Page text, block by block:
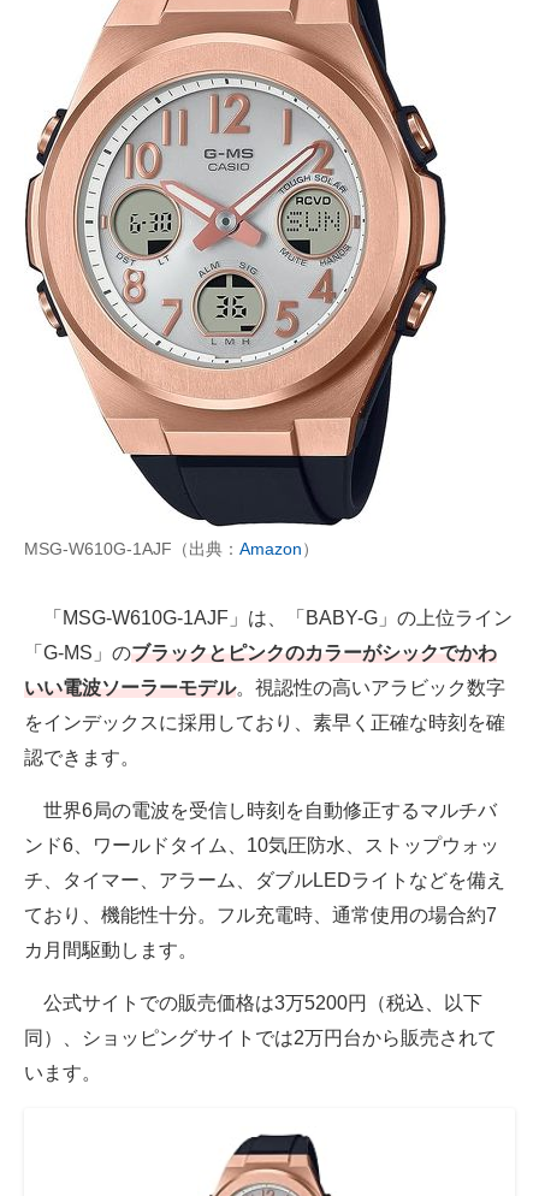
MSG-W610G-1AJF（出典： Amazon）
「MSG-W610G-1AJF」は、「BABY-G」の上位ライン
「G-MS」のブラックとピンクのカラーがシックでかわ
いい電波ソーラーモデル。視認性の高いアラビック数字
をインデックスに採用しており、素早く正確な時刻を確
認できます。
世界6局の電波を受信し時刻を自動修正するマルチバ
ンド6、ワールドタイム、10気圧防水、ストップウォッ
チ、タイマー、アラーム、ダブルLEDライトなどを備え
ており、機能性十分。フル充電時、通常使用の場合約7
カ月間駆動します。
公式サイトでの販売価格は3万5200円（税込、以下
同）、ショッピングサイトでは2万円台から販売されて
います。